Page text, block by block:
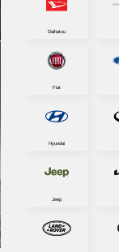
Daihatsu
Fiat
Hyundai
Jeep